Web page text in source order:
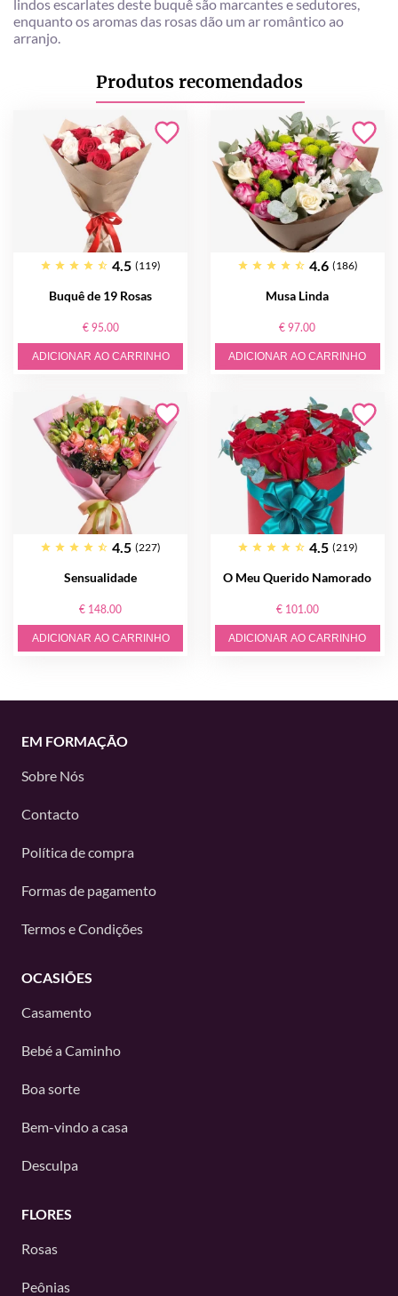
lindos escarlates deste buquê são marcantes e sedutores,
enquanto os aromas das rosas dão um ar romântico ao
arranjo.
Produtos recomendados
4.5 (119)
Buquê de 19 Rosas
€ 95.00
ADICIONAR AO CARRINHO
4.6 (186)
Musa Linda
€ 97.00
ADICIONAR AO CARRINHO
4.5 (227)
Sensualidade
€ 148.00
ADICIONAR AO CARRINHO
4.5 (219)
O Meu Querido Namorado
€ 101.00
ADICIONAR AO CARRINHO
EM FORMAÇÃO
Sobre Nós
Contacto
Política de compra
Formas de pagamento
Termos e Condições
OCASIÕES
Casamento
Bebé a Caminho
Boa sorte
Bem-vindo a casa
Desculpa
FLORES
Rosas
Peônias